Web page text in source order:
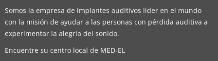
Somos la empresa de implantes auditivos líder en el mundo
con la misión de ayudar a las personas con pérdida auditiva a
experimentar la alegría del sonido.
Encuentre su centro local de MED-EL